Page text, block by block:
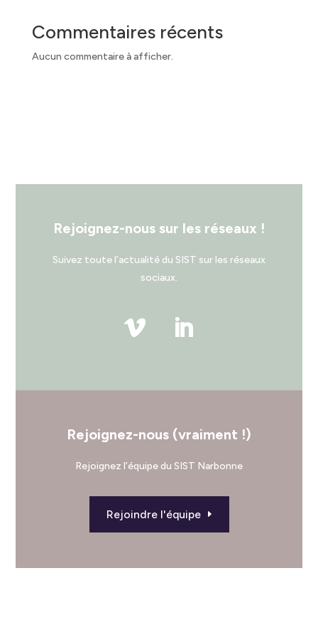
Commentaires récents
Aucun commentaire à afficher.
Rejoignez-nous sur les réseaux !
Suivez toute l’actualité du SIST sur les réseaux
sociaux.
Rejoignez-nous (vraiment !)
Rejoignez l’équipe du SIST Narbonne
Rejoindre l'équipe